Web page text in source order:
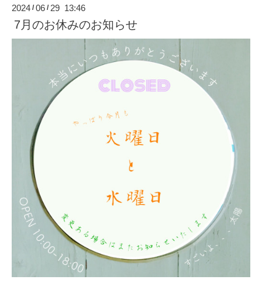
2024 /06 / 29 13:46
7月のお休みのお知らせ